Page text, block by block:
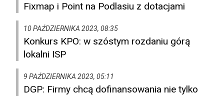
Fixmap i Point na Podlasiu z dotacjami
10 PAŹDZIERNIKA 2023, 08:35
Konkurs KPO: w szóstym rozdaniu górą
lokalni ISP
9 PAŹDZIERNIKA 2023, 05:11
DGP: Firmy chcą dofinansowania nie tylko